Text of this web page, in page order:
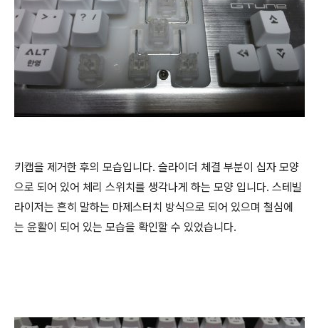
키캡을 제거한 후의 모습입니다. 슬라이더 체결 부분이 십자 모양
으로 되어 있어 체리 스위치를 생각나게 하는 모양 입니다. 스테빌
라이저는 흔히 말하는 마제스터치 방식으로 되어 있으며 철심에
는 윤활이 되어 있는 모습을 확인할 수 있었습니다.